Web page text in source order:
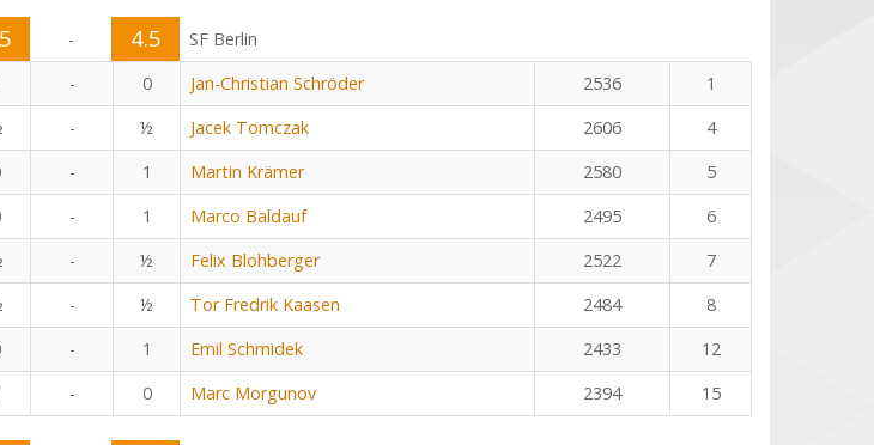
- 4.5
SF Berlin
- 0 Jan-Christian Schröder 2536
1
- ½ Jacek Tomczak 2606
4
- 1 Martin Krämer 2580
5
- 1 Marco Baldauf 2495
6
- ½ Felix Blohberger 2522
7
- ½ Tor Fredrik Kaasen 2484
8
- 1 Emil Schmidek 2433
12
- 0 Marc Morgunov 2394 15